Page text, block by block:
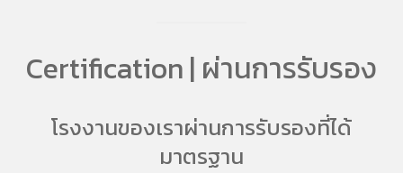
Certification | ผ่านการรับรอง
โรงงานของเราผ่านการรับรองที่ได้
มาตรฐาน